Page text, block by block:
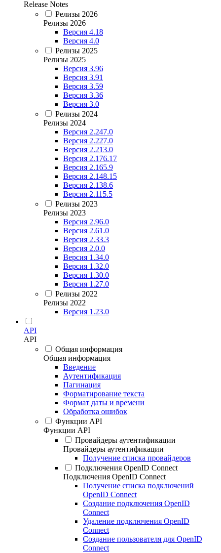
Release Notes
Релизы 2026
Релизы 2026
Версия 4.18
Версия 4.0
Релизы 2025
Релизы 2025
Версия 3.96
Версия 3.91
Версия 3.59
Версия 3.36
Версия 3.0
Релизы 2024
Релизы 2024
Версия 2.247.0
Версия 2.227.0
Версия 2.213.0
Версия 2.176.17
Версия 2.165.9
Версия 2.148.15
Версия 2.138.6
Версия 2.115.5
Релизы 2023
Релизы 2023
Версия 2.96.0
Версия 2.61.0
Версия 2.33.3
Версия 2.0.0
Версия 1.34.0
Версия 1.32.0
Версия 1.30.0
Версия 1.27.0
Релизы 2022
Релизы 2022
Версия 1.23.0
API
API
Общая информация
Общая информация
Введение
Аутентификация
Пагинация
Форматирование текста
Формат даты и времени
Обработка ошибок
Функции API
Функции API
Провайдеры аутентификации
Провайдеры аутентификации
Получение списка провайдеров
Подключения OpenID Connect
Подключения OpenID Connect
Получение списка подключений
OpenID Connect
Создание подключения OpenID
Connect
Удаление подключения OpenID
Connect
Создание пользователя для OpenID
Connect